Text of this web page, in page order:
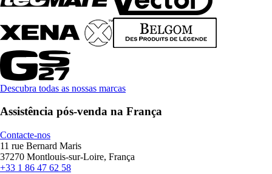
Descubra todas as nossas marcas
Assistência pós-venda na França
Contacte-nos
11 rue Bernard Maris
37270 Montlouis-sur-Loire, França
+33 1 86 47 62 58